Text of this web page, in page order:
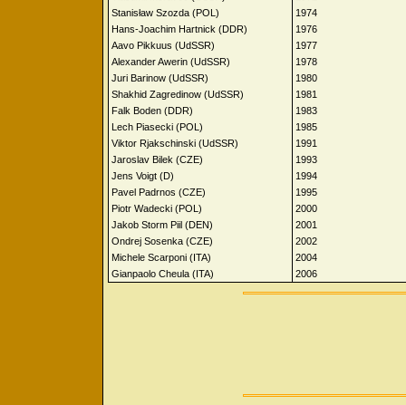
Stanisław Szozda (POL)
1974
Hans-Joachim Hartnick (DDR)
1976
Aavo Pikkuus (UdSSR)
1977
Alexander Awerin (UdSSR)
1978
Juri Barinow (UdSSR)
1980
Shakhid Zagredinow (UdSSR)
1981
Falk Boden (DDR)
1983
Lech Piasecki (POL)
1985
Viktor Rjakschinski (UdSSR)
1991
Jaroslav Bilek (CZE)
1993
Jens Voigt (D)
1994
Pavel Padrnos (CZE)
1995
Piotr Wadecki (POL)
2000
Jakob Storm Piil (DEN)
2001
Ondrej Sosenka (CZE)
2002
Michele Scarponi (ITA)
2004
Gianpaolo Cheula (ITA)
2006